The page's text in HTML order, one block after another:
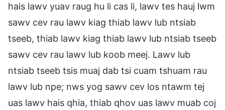
hais lawv yuav raug hu li cas li, lawv tes hauj lwm
sawv cev rau lawv kiag thiab lawv lub ntsiab
tseeb, thiab lawv kiag thiab lawv lub ntsiab tseeb
sawv cev rau lawv lub koob meej. Lawv lub
ntsiab tseeb tsis muaj dab tsi cuam tshuam rau
lawv lub npe; nws yog sawv cev los ntawm tej
uas lawv hais qhia, thiab qhov uas lawv muab coj